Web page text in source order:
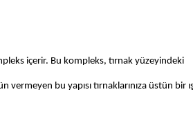
içerir. Bu kompleks, tırnak yüzeyindeki
bu yapısı tırnaklarınıza üstün bir